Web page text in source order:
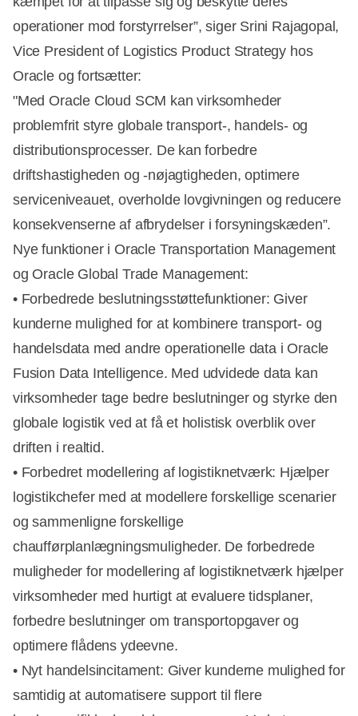
operationer mod forstyrrelser”, siger Srini Rajagopal,
Vice President of Logistics Product Strategy hos
Oracle og fortsætter:
"Med Oracle Cloud SCM kan virksomheder
problemfrit styre globale transport-, handels- og
distributionsprocesser. De kan forbedre
driftshastigheden og -nøjagtigheden, optimere
serviceniveauet, overholde lovgivningen og reducere
konsekvenserne af afbrydelser i forsyningskæden”.
Nye funktioner i Oracle Transportation Management
og Oracle Global Trade Management:
• Forbedrede beslutningsstøttefunktioner: Giver
kunderne mulighed for at kombinere transport- og
handelsdata med andre operationelle data i Oracle
Fusion Data Intelligence. Med udvidede data kan
virksomheder tage bedre beslutninger og styrke den
globale logistik ved at få et holistisk overblik over
driften i realtid.
• Forbedret modellering af logistiknetværk: Hjælper
logistikchefer med at modellere forskellige scenarier
og sammenligne forskellige
chaufførplanlægningsmuligheder. De forbedrede
muligheder for modellering af logistiknetværk hjælper
virksomheder med hurtigt at evaluere tidsplaner,
forbedre beslutninger om transportopgaver og
optimere flådens ydeevne.
• Nyt handelsincitament: Giver kunderne mulighed for
samtidig at automatisere support til flere